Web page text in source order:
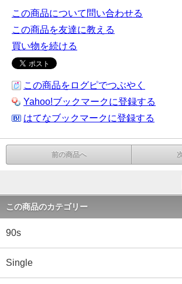
この商品について問い合わせる
この商品を友達に教える
買い物を続ける
この商品をログピでつぶやく
Yahoo!ブックマークに登録する
はてなブックマークに登録する
前の商品へ
この商品のカテゴリー
90s
Single